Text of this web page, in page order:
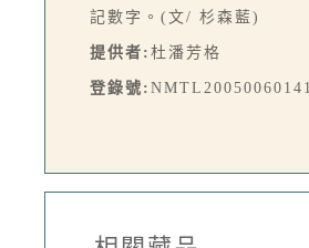
記數字。(文/ 杉森藍)
提供者: 杜潘芳格
登錄號: NMTL20050060141